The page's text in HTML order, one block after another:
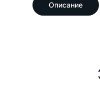
Описание